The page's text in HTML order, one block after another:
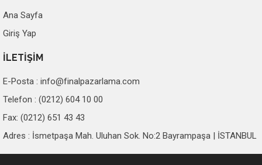
Ana Sayfa
Giriş Yap
İLETİŞİM
E-Posta : info@finalpazarlama.com
Telefon : (0212) 604 10 00
Fax: (0212) 651 43 43
Adres : İsmetpaşa Mah. Uluhan Sok. No:2 Bayrampaşa | İSTANBUL